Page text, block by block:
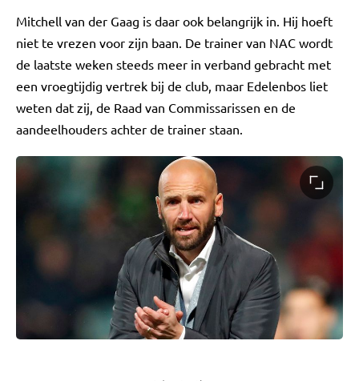
Mitchell van der Gaag is daar ook belangrijk in. Hij hoeft
niet te vrezen voor zijn baan. De trainer van NAC wordt
de laatste weken steeds meer in verband gebracht met
een vroegtijdig vertrek bij de club, maar Edelenbos liet
weten dat zij, de Raad van Commissarissen en de
aandeelhouders achter de trainer staan.